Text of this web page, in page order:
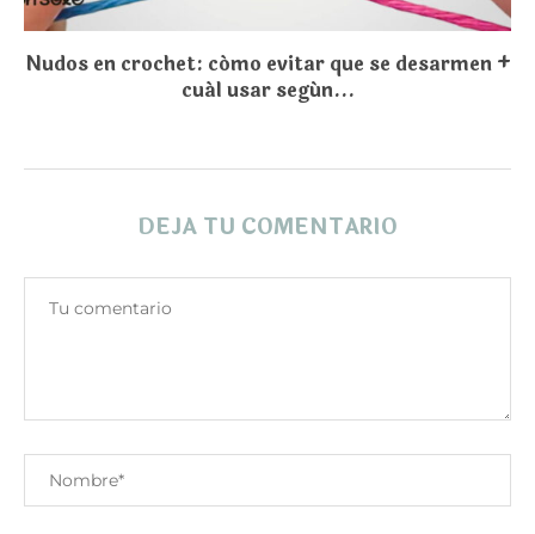
Nudos en crochet: cómo evitar que se desarmen +
cuál usar según...
DEJA TU COMENTARIO